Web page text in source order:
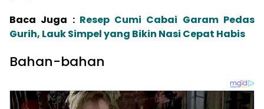
Baca Juga : Resep Cumi Cabai Garam Pedas
Gurih, Lauk Simpel yang Bikin Nasi Cepat Habis
Bahan-bahan